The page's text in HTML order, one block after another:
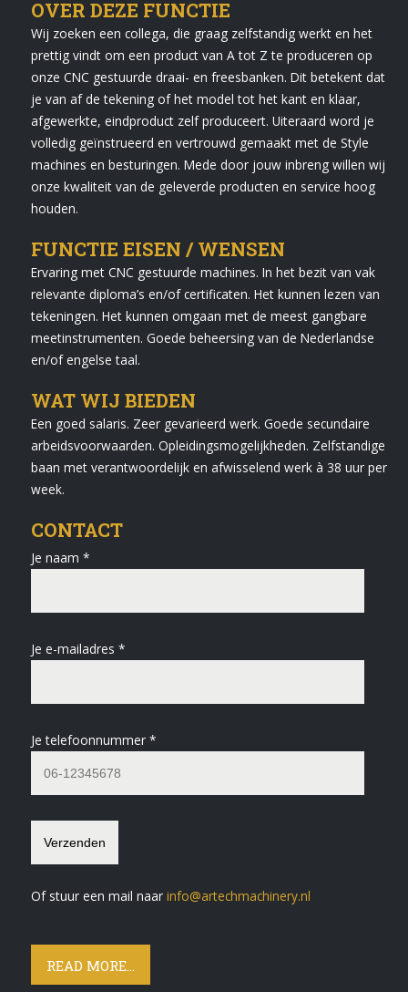
OVER DEZE FUNCTIE
Wij zoeken een collega, die graag zelfstandig werkt en het
prettig vindt om een product van A tot Z te produceren op
onze CNC gestuurde draai- en freesbanken. Dit betekent dat
je van af de tekening of het model tot het kant en klaar,
afgewerkte, eindproduct zelf produceert. Uiteraard word je
volledig geïnstrueerd en vertrouwd gemaakt met de Style
machines en besturingen. Mede door jouw inbreng willen wij
onze kwaliteit van de geleverde producten en service hoog
houden.
FUNCTIE EISEN / WENSEN
Ervaring met CNC gestuurde machines. In het bezit van vak
relevante diploma’s en/of certificaten. Het kunnen lezen van
tekeningen. Het kunnen omgaan met de meest gangbare
meetinstrumenten. Goede beheersing van de Nederlandse
en/of engelse taal.
WAT WIJ BIEDEN
Een goed salaris. Zeer gevarieerd werk. Goede secundaire
arbeidsvoorwaarden. Opleidingsmogelijkheden. Zelfstandige
baan met verantwoordelijk en afwisselend werk à 38 uur per
week.
CONTACT
Je naam *
Je e-mailadres *
Je telefoonnummer *
Of stuur een mail naarinfo@artechmachinery.nl
READ MORE...